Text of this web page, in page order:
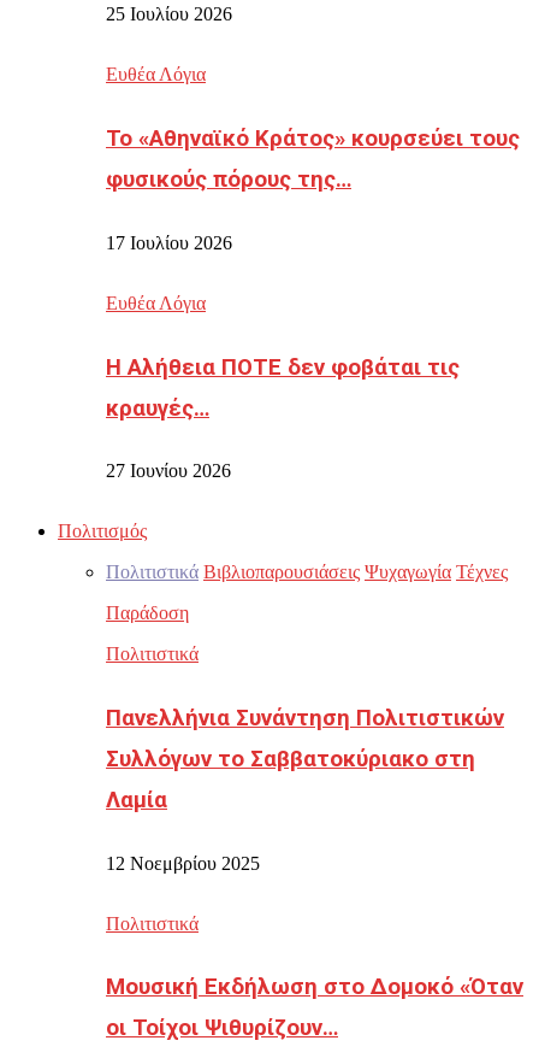
25 Ιουλίου 2026
Ευθέα Λόγια
Το «Αθηναϊκό Κράτος» κουρσεύει τους
φυσικούς πόρους της…
17 Ιουλίου 2026
Ευθέα Λόγια
Η Αλήθεια ΠΟΤΕ δεν φοβάται τις
κραυγές…
27 Ιουνίου 2026
Πολιτισμός
Πολιτιστικά Βιβλιοπαρουσιάσεις Ψυχαγωγία Τέχνες
Παράδοση
Πολιτιστικά
Πανελλήνια Συνάντηση Πολιτιστικών
Συλλόγων το Σαββατοκύριακο στη
Λαμία
12 Νοεμβρίου 2025
Πολιτιστικά
Μουσική Εκδήλωση στο Δομοκό «Όταν
οι Τοίχοι Ψιθυρίζουν…